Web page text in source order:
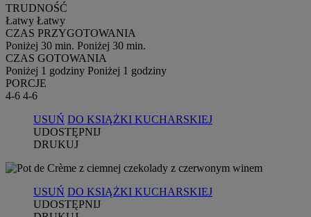
TRUDNOŚĆ
Łatwy Łatwy
CZAS PRZYGOTOWANIA
Poniżej 30 min. Poniżej 30 min.
CZAS GOTOWANIA
Poniżej 1 godziny Poniżej 1 godziny
PORCJE
4-6 4-6
USUŃ DO KSIĄŻKI KUCHARSKIEJ
UDOSTĘPNIJ
DRUKUJ
USUŃ DO KSIĄŻKI KUCHARSKIEJ
UDOSTĘPNIJ